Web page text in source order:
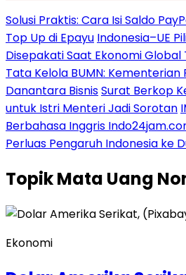
Solusi Praktis: Cara Isi Saldo
Top Up di Epayu Indonesia–UE
Disepakati Saat Ekonomi
Tata Kelola BUMN: Kementerian
Danantara BisnisSurat Berkop
untuk Istri Menteri Jadi Sorotan
Berbahasa Inggris
Perluas Pengaruh Indonesia ke
TopikMata Uang
Ekonomi